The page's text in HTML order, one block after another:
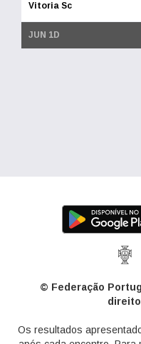
Vitoria Sc
JUN 1D
© Federação
Os resultados